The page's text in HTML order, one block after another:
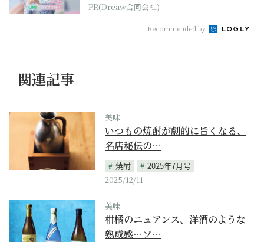
PR(Dreaw合同会社)
Recommended by
関連記事
美味
いつもの焼酎が劇的に旨くなる、
名店秘伝の…
焼酎
2025年7月号
2025/12/11
美味
柑橘のニュアンス、洋酒のような
熟成感…ソ…